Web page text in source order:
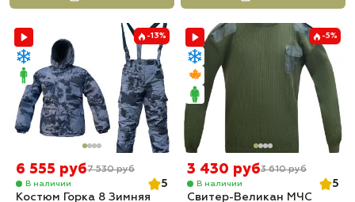
-13%
6 555 руб7 530 руб
В наличии
5
Костюм Горка 8 Зимняя
-5%
3 430 руб3 610 руб
В наличии
5
Свитер-Великан МЧС